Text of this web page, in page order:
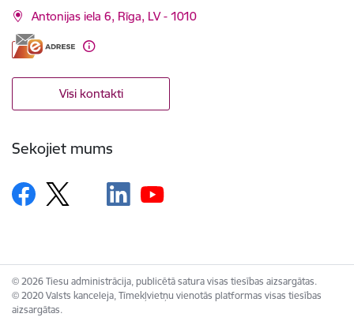
Antonijas iela 6, Rīga, LV - 1010
Visi kontakti
Sekojiet mums
© 2026 Tiesu administrācija, publicētā satura visas tiesības aizsargātas.
© 2020 Valsts kanceleja, Tīmekļvietņu vienotās platformas visas tiesības
aizsargātas.